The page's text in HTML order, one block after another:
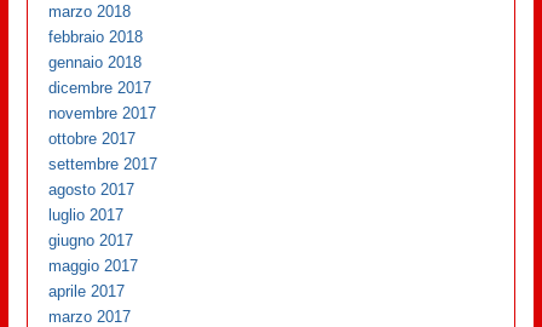
marzo 2018
febbraio 2018
gennaio 2018
dicembre 2017
novembre 2017
ottobre 2017
settembre 2017
agosto 2017
luglio 2017
giugno 2017
maggio 2017
aprile 2017
marzo 2017